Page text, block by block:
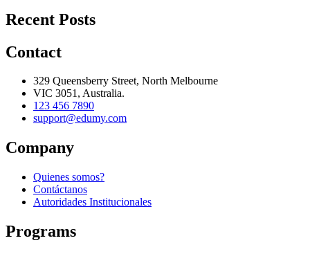
Recent Posts
Contact
329 Queensberry Street, North Melbourne
VIC 3051, Australia.
123 456 7890
support@edumy.com
Company
Quienes somos?
Contáctanos
Autoridades Institucionales
Programs